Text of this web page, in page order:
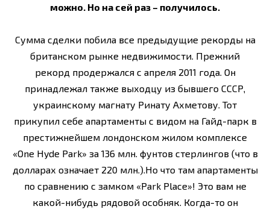
можно. Но на сей раз – получилось.
Сумма сделки побила все предыдущие рекорды на
британском рынке недвижимости. Прежний
рекорд продержался с апреля 2011 года. Он
принадлежал также выходцу из бывшего СССР,
украинскому магнату Ринату Ахметову. Тот
прикупил себе апартаменты с видом на Гайд-парк в
престижнейшем лондонском жилом комплексе
«One Hyde Park» за 136 млн. фунтов стерлингов (что в
долларах означает 220 млн.).Но что там апартаменты
по сравнению с замком «Park Place»! Это вам не
какой-нибудь рядовой особняк. Когда-то он